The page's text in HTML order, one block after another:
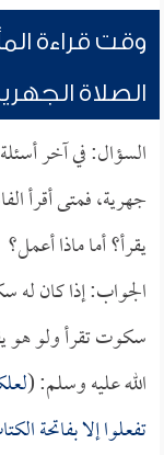
وقت قراءة
الصلاة
السؤال: في آخر
جهرية، فمتى أقرأ
يقرأ؟ أما ماذا أعمل؟
الجواب: إذا كان
سكوت تقرأ ولو هو
الله عليه وسلم: (
تفعلوا إلا بفاتحة